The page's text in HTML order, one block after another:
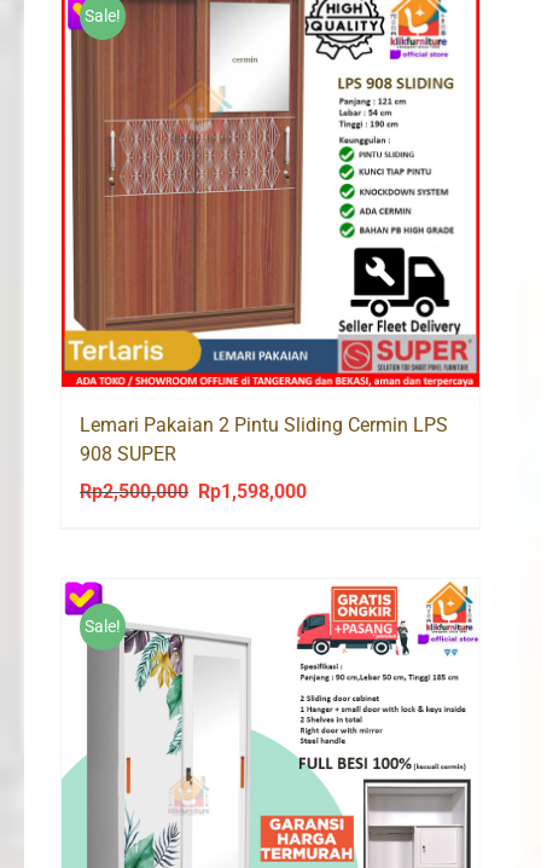
Sale!
Lemari Pakaian 2 Pintu Sliding Cermin LPS
908 SUPER
Rp2,500,000
Original
Rp1,598,000Current
Rp1,598,000.
Sale!